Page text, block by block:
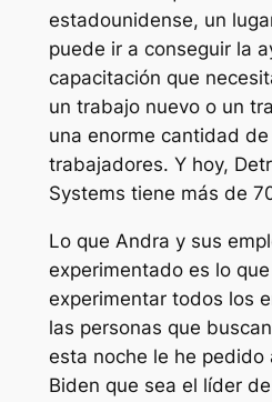
estadounidense, un
puede ir a conseguir la
capacitación que
un trabajo nuevo o un
una enorme cantidad
trabajadores. Y hoy,
Systems tiene más de
Lo que Andra y sus
experimentado es lo
experimentar todos los
las personas que
esta noche le he pedido
Biden que sea el líder